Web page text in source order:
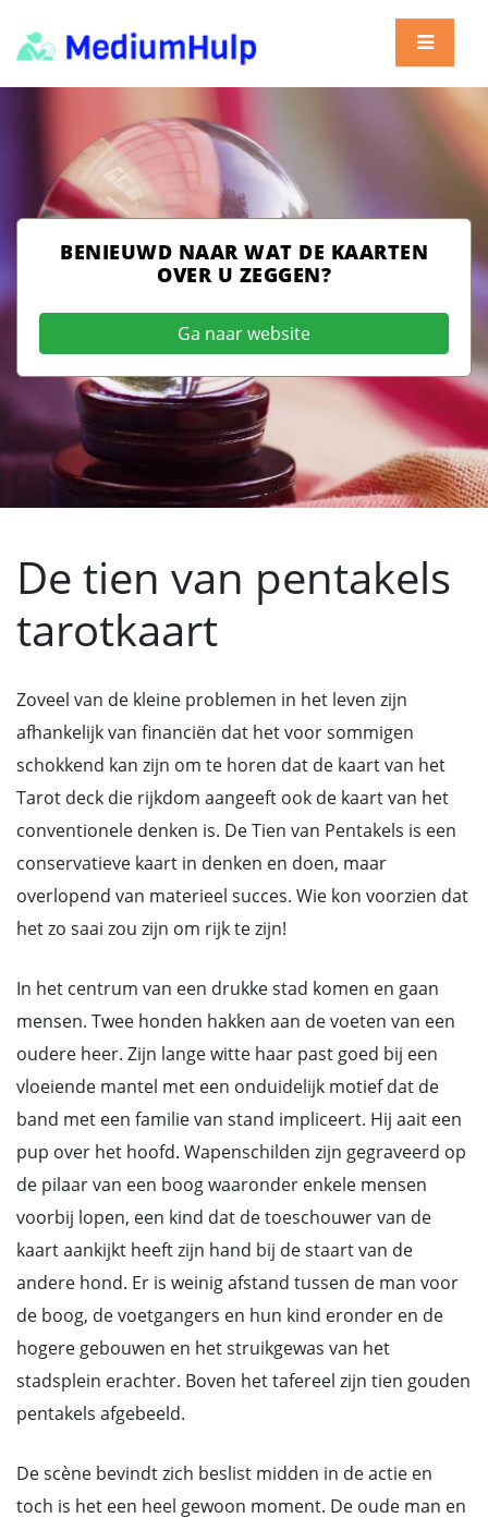
BENIEUWD NAAR WAT DE KAARTEN
OVER U ZEGGEN?
Ga naar website
De tien van pentakels
tarotkaart
Zoveel van de kleine problemen in het leven zijn
afhankelijk van financiën dat het voor sommigen
schokkend kan zijn om te horen dat de kaart van het
Tarot deck die rijkdom aangeeft ook de kaart van het
conventionele denken is. De Tien van Pentakels is een
conservatieve kaart in denken en doen, maar
overlopend van materieel succes. Wie kon voorzien dat
het zo saai zou zijn om rijk te zijn!
In het centrum van een drukke stad komen en gaan
mensen. Twee honden hakken aan de voeten van een
oudere heer. Zijn lange witte haar past goed bij een
vloeiende mantel met een onduidelijk motief dat de
band met een familie van stand impliceert. Hij aait een
pup over het hoofd. Wapenschilden zijn gegraveerd op
de pilaar van een boog waaronder enkele mensen
voorbij lopen, een kind dat de toeschouwer van de
kaart aankijkt heeft zijn hand bij de staart van de
andere hond. Er is weinig afstand tussen de man voor
de boog, de voetgangers en hun kind eronder en de
hogere gebouwen en het struikgewas van het
stadsplein erachter. Boven het tafereel zijn tien gouden
pentakels afgebeeld.
De scène bevindt zich beslist midden in de actie en
toch is het een heel gewoon moment. De oude man en